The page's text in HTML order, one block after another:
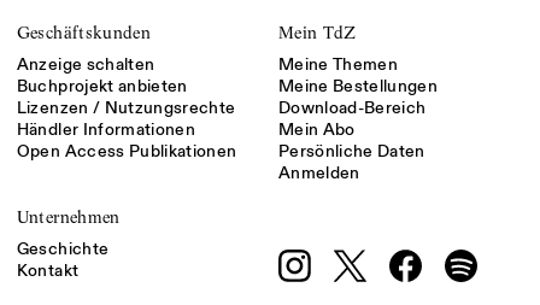
Geschäftskunden
Anzeige schalten
Buchprojekt anbieten
Lizenzen / Nutzungsrechte
Händler Informationen
Open Access Publikationen
Mein TdZ
Meine Themen
Meine Bestellungen
Download-Bereich
Mein Abo
Persönliche Daten
Anmelden
Unternehmen
Geschichte
Kontakt